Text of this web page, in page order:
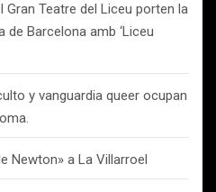
Gran Teatre del Liceu porten la
Barcelona amb ‘Liceu
y vanguardia queer ocupan
Newton» a La Villarroel